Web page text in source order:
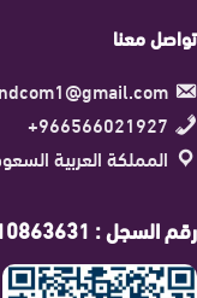
تواصل معنا
966566021927+
المملكة العربية
رقم السجل : 1010863631